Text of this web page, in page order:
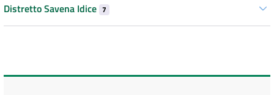
Distretto Savena Idice 7